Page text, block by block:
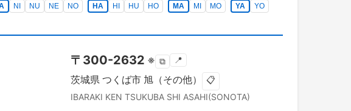
NI NU NE NO HA HI HU HO MA MI MO YA
YO
〒 300-2632 ※ ⧉ 📍
茨城県 つくば市 旭（その他） 📋
IBARAKI KEN TSUKUBA SHI ASAHI(SONOTA)